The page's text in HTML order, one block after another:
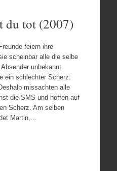
du tot (2007)
feiern ihre
scheinbar alle die selbe
unbekannt
ein schlechter Scherz:
missachten alle
die SMS und hoffen auf
Scherz. Am selben
Martin,…